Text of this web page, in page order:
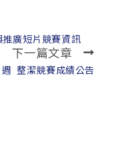
廣短片競賽資訊
下一篇文章
整潔競賽成績公告